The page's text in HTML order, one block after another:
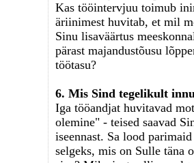
Kas tööintervjuu toimub
äriinimest huvitab, et mil
Sinu lisaväärtus
pärast majandustõusu
töötasu?
6. Mis Sind tegelikult
Iga tööandjat huvitavad
olemine" - teised saavad
iseennast. Sa lood
selgeks, mis on Sulle täna